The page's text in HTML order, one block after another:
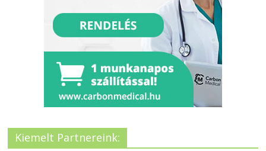
Kiemelt Partnereink: